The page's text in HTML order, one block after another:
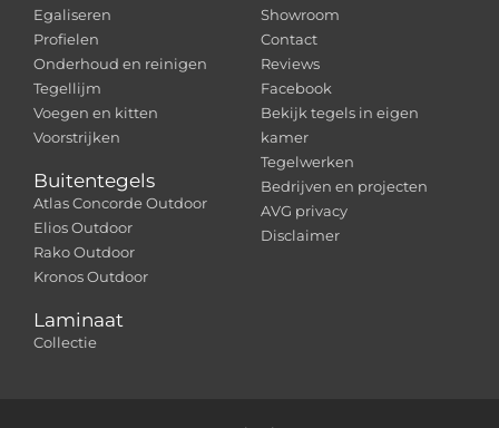
Egaliseren
Profielen
Onderhoud en reinigen
Tegellijm
Voegen en kitten
Voorstrijken
Buitentegels
Atlas Concorde Outdoor
Elios Outdoor
Rako Outdoor
Kronos Outdoor
Laminaat
Collectie
Showroom
Contact
Reviews
Facebook
Bekijk tegels in eigen
kamer
Tegelwerken
Bedrijven en projecten
AVG privacy
Disclaimer